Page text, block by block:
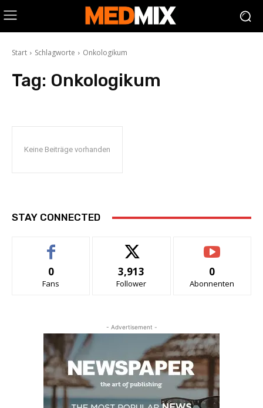
Start Schlagworte Onkologikum
Tag: Onkologikum
Keine Beiträge vorhanden
STAY CONNECTED
0
Fans
3,913
Follower
0
Abonnenten
- Advertisement -